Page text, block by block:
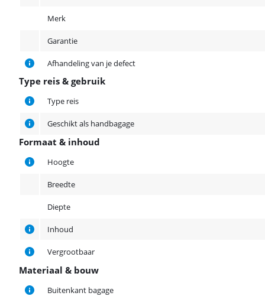
Merk
Garantie
Afhandeling van je defect
Type reis & gebruik
Type reis & gebruik
Type reis
Geschikt als handbagage
Formaat & inhoud
Formaat & inhoud
Hoogte
Breedte
Diepte
Inhoud
Vergrootbaar
Materiaal & bouw
Materiaal & bouw
Buitenkant bagage